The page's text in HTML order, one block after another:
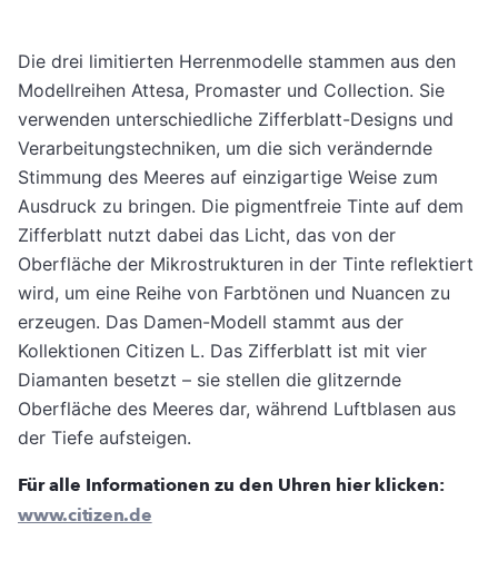
Die drei limitierten Herrenmodelle stammen aus den
Modellreihen Attesa, Promaster und Collection. Sie
verwenden unterschiedliche Zifferblatt-Designs und
Verarbeitungstechniken, um die sich verändernde
Stimmung des Meeres auf einzigartige Weise zum
Ausdruck zu bringen. Die pigmentfreie Tinte auf dem
Zifferblatt nutzt dabei das Licht, das von der
Oberfläche der Mikrostrukturen in der Tinte reflektiert
wird, um eine Reihe von Farbtönen und Nuancen zu
erzeugen. Das Damen-Modell stammt aus der
Kollektionen Citizen L. Das Zifferblatt ist mit vier
Diamanten besetzt – sie stellen die glitzernde
Oberfläche des Meeres dar, während Luftblasen aus
der Tiefe aufsteigen.
Für alle Informationen zu den Uhren hier klicken:
www.citizen.de